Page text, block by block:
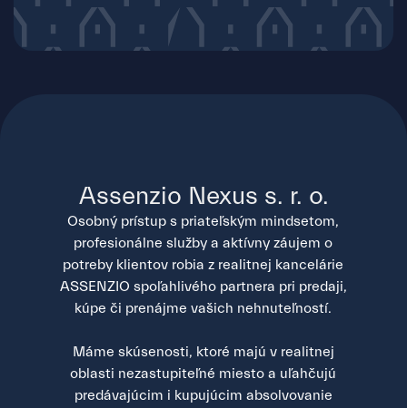
Assenzio Nexus s. r. o.
Osobný prístup s priateľským mindsetom,
profesionálne služby a aktívny záujem o
potreby klientov robia z realitnej kancelárie
ASSENZIO spoľahlivého partnera pri predaji,
kúpe či prenájme vašich nehnuteľností.
Máme skúsenosti, ktoré majú v realitnej
oblasti nezastupiteľné miesto a uľahčujú
predávajúcim i kupujúcim absolvovanie